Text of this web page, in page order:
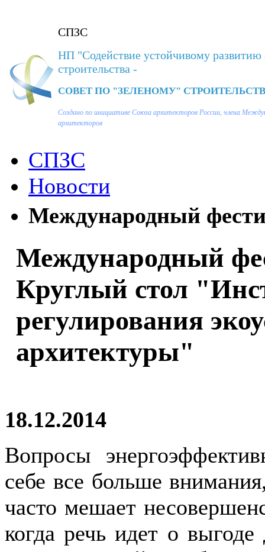
СПЗС
НП "Содействие устойчивому развитию
строительства -
СОВЕТ ПО "ЗЕЛЕНОМУ"
Создано по инициативе Союза архитекторов России, члена
архитекторов
СПЗС
Новости
Международный
Международный
Круглый стол
регулирования
архитектуры"
18.12.2014
Вопросы
себе все больше
часто мешает
когда речь идет о